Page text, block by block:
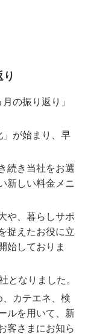
の振り返り」
が始まり、早
続き当社をお選
新しい料金メニ
や、暮らしサポ
捉えたお役に立
始しておりま
となりました。
、カテエネ、検
ルを用いて、新
客さまにお知ら